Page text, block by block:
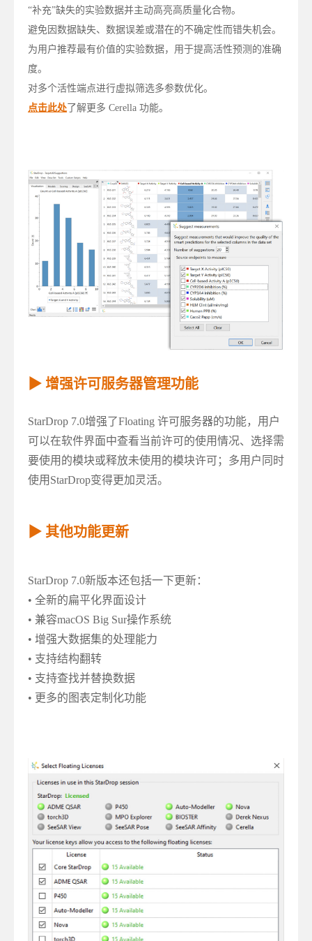
“补充”缺失的实验数据并主动高亮高质量化合物。
避免因数据缺失、数据误差或潜在的不确定性而错失机会。
为用户推荐最有价值的实验数据，用于提高活性预测的准确
度。
对多个活性端点进行虚拟筛选多参数优化。
点击此处了解更多 Cerella 功能。
▶ 增强许可服务器管理功能
StarDrop 7.0增强了Floating 许可服务器的功能，用户
可以在软件界面中查看当前许可的使用情况、选择需
要使用的模块或释放未使用的模块许可；多用户同时
使用StarDrop变得更加灵活。
▶ 其他功能更新
StarDrop 7.0新版本还包括一下更新：
• 全新的扁平化界面设计
• 兼容macOS Big Sur操作系统
• 增强大数据集的处理能力
• 支持结构翻转
• 支持查找并替换数据
• 更多的图表定制化功能